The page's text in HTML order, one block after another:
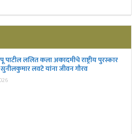
पाटील ललित कला अकादमीचे राष्ट्रीय पुरस्कार
सुनीलकुमार लवटे यांना जीवन गौरव